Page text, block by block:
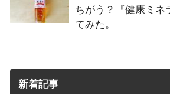
ちがう？『健康ミネ
てみた。
新着記事